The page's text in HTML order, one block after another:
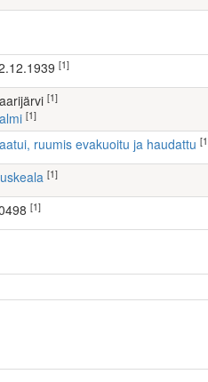
[1]
Saarijärvi [1]
Salmi [1]
Kaatui, ruumis evakuoitu ja haudattu
Ruskeala [1]
[1]